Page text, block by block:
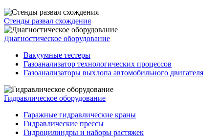
Стенды развал схождения
Диагностическое оборудование
Вакуумные тестеры
Газоанализатор технологических процессов
Газоанализаторы выхлопа автомобильного двигателя
Гидравлическое оборудование
Гаражные гидравлические краны
Гидравлические прессы
Гидроцилиндры и наборы растяжек